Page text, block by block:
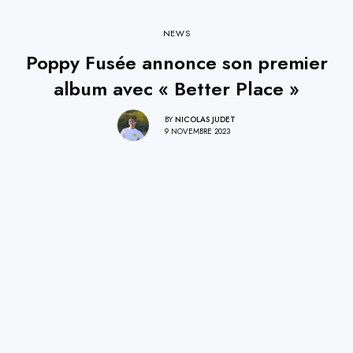
NEWS
Poppy Fusée annonce son premier
album avec « Better Place »
BY NICOLAS JUDET
9 NOVEMBRE 2023